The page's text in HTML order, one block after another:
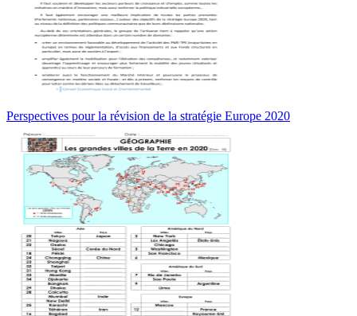
Perspectives pour la révision de la stratégie Europe 2020